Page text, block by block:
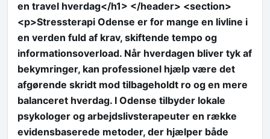
en travel hverdag</h1> </header> <section>
<p>Stressterapi Odense er for mange en livline i
en verden fuld af krav, skiftende tempo og
informationsoverload. Når hverdagen bliver tyk af
bekymringer, kan professionel hjælp være det
afgørende skridt mod tilbageholdt ro og en mere
balanceret hverdag. I Odense tilbyder lokale
psykologer og arbejdslivsterapeuter en række
evidensbaserede metoder, der hjælper både